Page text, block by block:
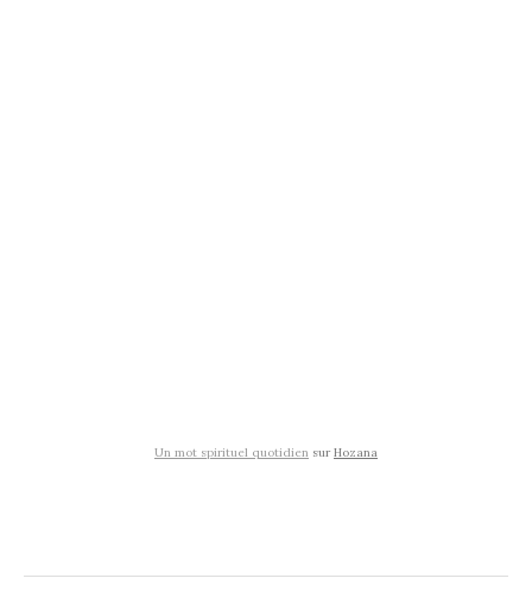
Un mot spirituel quotidien surHozana